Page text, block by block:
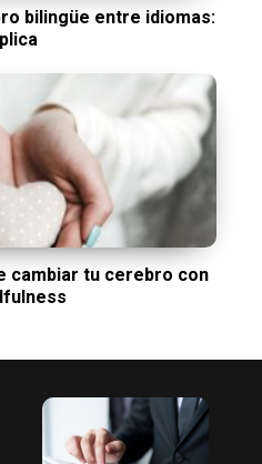
bilingüe entre idiomas:
cambiar tu cerebro con